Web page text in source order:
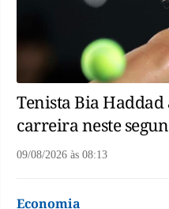
Tenista Bia
carreira neste
09/08/2026 às 08:13
Economia